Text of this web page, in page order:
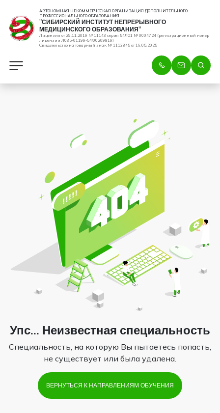
АВТОНОМНАЯ НЕКОММЕРЧЕСКАЯ ОРГАНИЗАЦИЯ ДОПОЛНИТЕЛЬНОГО
ПРОФЕССИОНАЛЬНОГО ОБРАЗОВАНИЯ
"СИБИРСКИЙ ИНСТИТУТ НЕПРЕРЫВНОГО
МЕДИЦИНСКОГО ОБРАЗОВАНИЯ"
Лицензия от 29.11.2019 № 11143 серия 54ЛО1 № 0004724 (регистрационный номер
лицензии Л035-01199-54/00209819)
Свидетельство на товарный знак № 1113845 от 16.05.2025
Упс... Неизвестная специальность
Специальность, на которую Вы пытаетесь попасть,
не существует или была удалена.
ВЕРНУТЬСЯ К НАПРАВЛЕНИЯМ ОБУЧЕНИЯ